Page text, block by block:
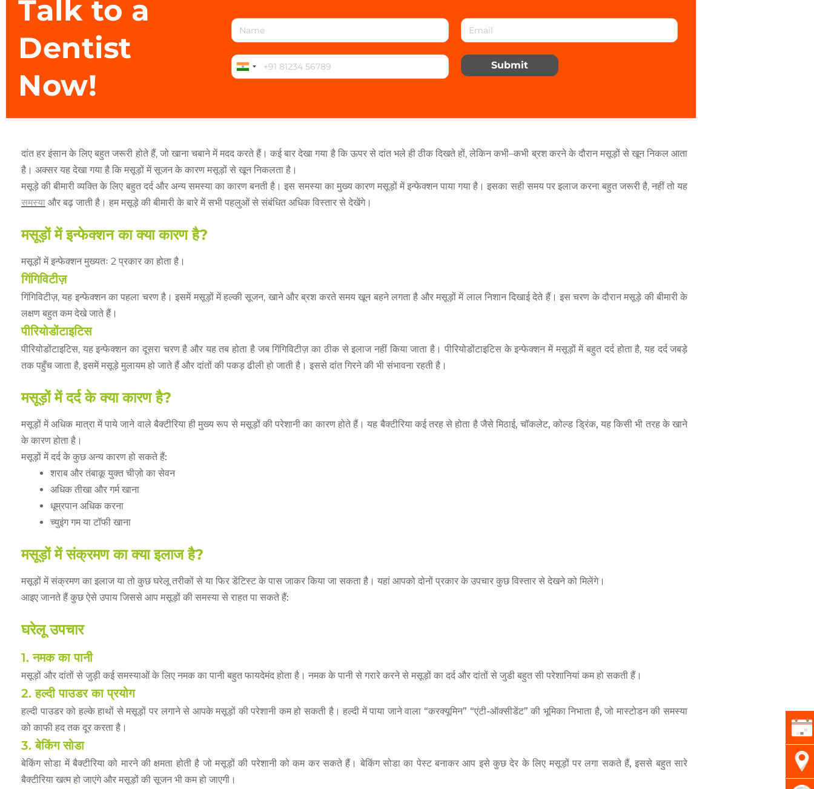
Talk to a
Dentist
Now!
Submit
दांत हर इंसान के लिए बहुत जरूरी होते हैं, जो खाना चबानेमें मदद करते हैं। कई बार देखा गया है कि ऊपर से दांत भले ही ठीक दिखते हों,लेकिन कभी–कभी ब्रश करने के दौरान मसूड़ों से खून निकल आता
है। अक्सर यह देखा गया है कि मसूड़ों में सूजन के कारण मसूड़ों से खून निकलता है।
मसूड़े की बीमारी व्यक्ति के लिए बहुत दर्द और अन्य समस्या का कारण बनती है। इस समस्या का मुख्य कारण मसूड़ों में इन्फेक्शन पाया गया है। इसका सही समय पर इलाज करना बहुत जरूरी है,नहीं तो यह
समस्या और बढ़ जाती है। हम मसूड़े की बीमारी के बारे में सभी पहलुओं से संबंधित अधिक विस्तार से देखेंगे।
मसूड़ों में इन्फेक्शन का क्या कारण है?
मसूड़ों में इन्फेक्शन मुख्यतः 2 प्रकार का होता है।
गिंगिविटीज़
गिंगिविटीज़,यह इन्फेक्शन का पहला चरण है। इसमें मसूड़ों में हल्की सूजन, खाने और ब्रश करते समय खून बहने लगता है और मसूड़ों में लाल निशान दिखाई देते हैं। इस चरण के दौरान मसूड़े की बीमारी के
लक्षण बहुत कम देखे जाते हैं।
पीरियोडोंटाइटिस
पीरियोडोंटाइटिस, यह इन्फेक्शन का दूसरा चरण है और यह तब होता है जब गिंगिविटीज़ का ठीक से इलाज नहीं किया जाता है। पीरियोडोंटाइटिस के इन्फेक्शन में मसूड़ों में बहुत दर्द होता है, यह दर्द जबड़े
तक पहुँच जाता है, इसमें मसूड़े मुलायम हो जाते हैं और दांतों की पकड़ ढीली हो जाती है। इससे दांत गिरने की भी संभावना रहती है।
मसूड़ों में दर्द के क्या कारण है?
मसूड़ों में अधिक मात्रा में पाये जाने वाले बैक्टीरिया ही मुख्य रूप से मसूड़ों की परेशानी का कारण होते हैं। यह बैक्टीरिया कई तरह से होता है जैसे मिठाई, चॉकलेट, कोल्ड ड्रिंक, यह किसी भी तरह के खाने
के कारण होता है।
मसूड़ों में दर्द के कुछ अन्य कारण हो सकते हैं:
शराब और तंबाकू युक्त चीज़ो का सेवन
अधिक तीखा और गर्म खाना
धूम्रपान अधिक करना
च्युइंग गम या टॉफी खाना
मसूड़ों में संक्रमण का क्या इलाज है?
मसूड़ों में संक्रमण का इलाज या तो कुछ घरेलू तरीकों से या फिर डेंटिस्ट के पास जाकर किया जा सकता है। यहां आपको दोनों प्रकार के उपचार कुछ विस्तार से देखने को मिलेंगे।
आइए जानते हैं कुछ ऐसे उपाय जिससे आप मसूड़ों की समस्या से राहत पा सकते हैं:
घरेलू उपचार
1. नमक का पानी
मसूड़ों और दांतों से जुड़ी कई समस्याओं के लिए नमक का पानी बहुत फायदेमंद होता है। नमक के पानी से गरारे करने से मसूड़ों का दर्द और दांतों से जुडी बहुत सी परेशानियां कम हो सकती हैं।
2. हल्दी पाउडर का प्रयोग
हल्दी पाउडर को हल्के हाथों से मसूड़ों पर लगाने से आपके मसूड़ों की परेशानी कम हो सकती है। हल्दी में पाया जाने वाला “करक्यूमिन” “एंटी-ऑक्सीडेंट” की भूमिका निभाता है, जो मास्टोडन की समस्या
को काफी हद तक दूर करता है।
3. बेकिंग सोडा
बेकिंग सोडा में बैक्टीरिया को मारने की क्षमता होती है जो मसूड़ों की परेशानी को कम कर सकते हैं। बेकिंग सोडा का पेस्ट बनाकर आप इसे कुछ देर के लिए मसूड़ों पर लगा सकते हैं, इससे बहुत सारे
बैक्टीरिया खत्म हो जाएंगे और मसूड़ों की सूजन भी कम हो जाएगी।